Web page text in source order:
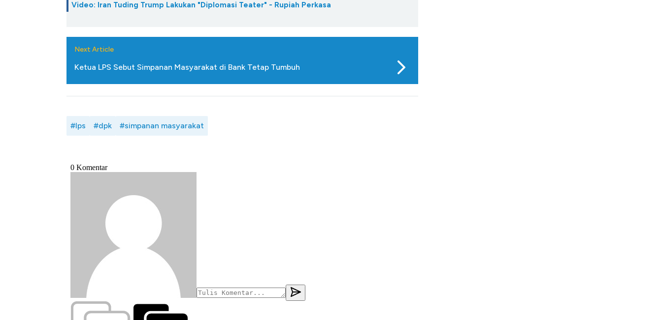
Video: Iran Tuding Trump Lakukan "Diplomasi Teater" - Rupiah Perkasa
Next Article
Ketua LPS Sebut Simpanan Masyarakat di Bank Tetap Tumbuh
#lps #dpk #simpanan masyarakat